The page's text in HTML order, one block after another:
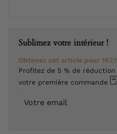
Sublimez votre intérieur !
Obtenez cet article pour
Profitez de 5 % de
votre première commande
Votre